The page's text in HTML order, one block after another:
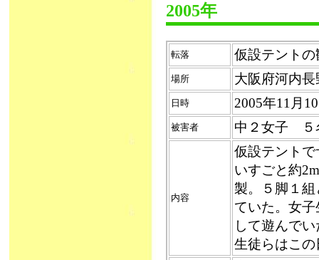
2005年
転落 仮設テント
場所 大阪府河内
日時 2005年11月
被害者 中２女子
内容
仮設テント
いすごと約
製。５脚１
ていた。女
して遊んで
生徒らはこ